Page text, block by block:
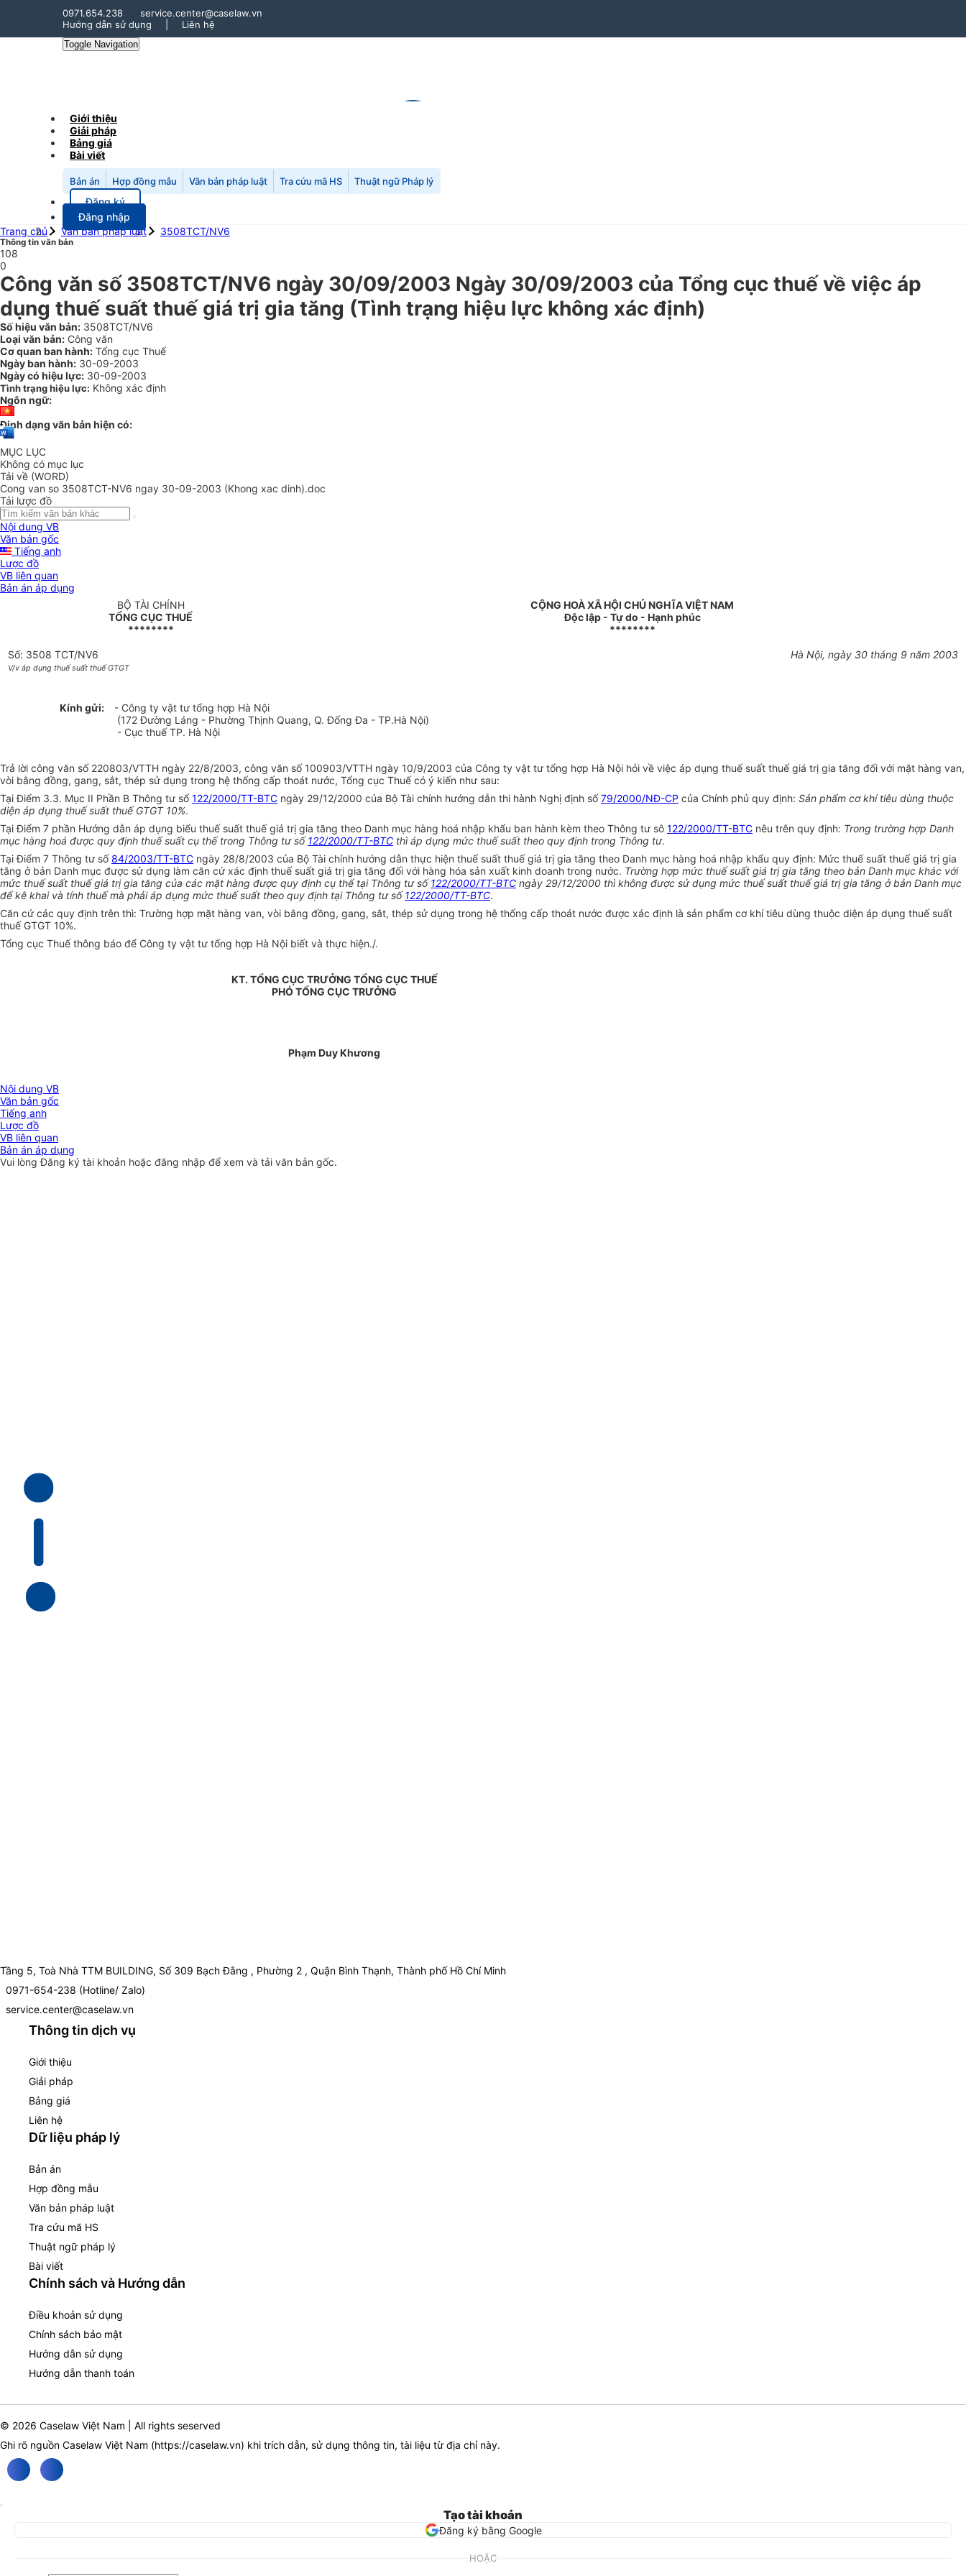
0971.654.238
service.center@caselaw.vn
Hướng dẫn sử dụng
Liên hệ
Toggle Navigation
Giới thiệu
Giải pháp
Bảng giá
Bài viết
Bản án Hợp đồng mẫu Văn bản pháp luật Tra cứu mã HS Thuật ngữ Pháp lý
Đăng ký
Đăng nhập
Trang chủ
Văn bản pháp luật 3508TCT/NV6
Thông tin văn bản
108
0
Công văn số 3508TCT/NV6 ngày 30/09/2003 Ngày 30/09/2003 của Tổng cục thuế về việc áp
dụng thuế suất thuế giá trị gia tăng (Tình trạng hiệu lực không xác định)
Số hiệu văn bản: 3508TCT/NV6
Loại văn bản: Công văn
Cơ quan ban hành: Tổng cục Thuế
Ngày ban hành: 30-09-2003
Ngày có hiệu lực: 30-09-2003
Tình trạng hiệu lực: Không xác định
Ngôn ngữ:
Định dạng văn bản hiện có:
MỤC LỤC
Không có mục lục
Tải về (WORD)
Cong van so 3508TCT-NV6 ngay 30-09-2003 (Khong xac dinh).doc
Tải lược đồ
Nội dung VB
Văn bản gốc
Tiếng anh
Lược đồ
VB liên quan
Bản án áp dụng
BỘ TÀI CHÍNH
TỔNG CỤC THUẾ
********
CỘNG HOÀ XÃ HỘI CHỦ NGHĨA VIỆT NAM
Độc lập - Tự do - Hạnh phúc
********
Số: 3508 TCT/NV6
V/v áp dụng thuế suất thuế GTGT
Hà Nội, ngày 30 tháng 9 năm 2003
Kính gửi:
- Công ty vật tư tổng hợp Hà Nội
(172 Đường Láng - Phường Thịnh Quang, Q. Đống Đa - TP.Hà Nội)
- Cục thuế TP. Hà Nội
Trả lời công văn số 220803/VTTH ngày 22/8/2003, công văn số 100903/VTTH ngày 10/9/2003 của Công ty vật tư tổng hợp Hà Nội hỏi về việc áp dụng thuế suất thuế giá trị gia tăng đối với mặt hàng van,
vòi bằng đồng, gang, sắt, thép sử dụng trong hệ thống cấp thoát nước, Tổng cục Thuế có ý kiến như sau:
Tại Điểm 3.3. Mục II Phần B Thông tư số122/2000/TT-BTC ngày 29/12/2000 của Bộ Tài chính hướng dẫn thi hành Nghị định số79/2000/NĐ-CP của Chính phủ quy định: Sản phẩm cơ khí tiêu dùng thuộc
diện áp dụng thuế suất thuế GTGT 10%.
Tại Điểm 7 phần Hướng dẫn áp dụng biểu thuế suất thuế giá trị gia tăng theo Danh mục hàng hoá nhập khẩu ban hành kèm theo Thông tư sô 122/2000/TT-BTC nêu trên quy định: Trong trường hợp Danh
mục hàng hoá được quy định thuế suất cụ thế trong Thông tư số122/2000/TT-BTC thì áp dụng mức thuế suất theo quy định trong Thông tư.
Tại Điểm 7 Thông tư số84/2003/TT-BTC ngày 28/8/2003 của Bộ Tài chính hướng dẫn thực hiện thuế suất thuế giá trị gia tăng theo Danh mục hàng hoá nhập khẩu quy định: Mức thuế suất thuế giá trị gia
tăng ở bản Danh mục được sử dụng làm căn cứ xác định thuế suất giá trị gia tăng đối với hàng hóa sản xuất kinh doanh trong nước. Trường hợp mức thuế suất giá trị gia tăng theo bản Danh mục khác với
mức thuế suất thuế giá trị gia tăng của các mặt hàng được quy định cụ thể tại Thông tư số122/2000/TT-BTC ngày 29/12/2000 thì không được sử dụng mức thuế suất thuế giá trị gia tăng ở bản Danh mục
để kê khai và tính thuế mà phải áp dụng mức thuế suất theo quy định tại Thông tư số122/2000/TT-BTC.
Căn cứ các quy định trên thì: Trường hợp mặt hàng van, vòi bằng đồng, gang, sắt, thép sử dụng trong hệ thống cấp thoát nước được xác định là sản phẩm cơ khí tiêu dùng thuộc diện áp dụng thuế suất
thuế GTGT 10%.
Tổng cục Thuế thông báo để Công ty vật tư tổng hợp Hà Nội biết và thực hiện./.
KT. TỔNG CỤC TRƯỞNG TỔNG CỤC THUẾ
PHÓ TỔNG CỤC TRƯỞNG
Phạm Duy Khương
Nội dung VB
Văn bản gốc
Tiếng anh
Lược đồ
VB liên quan
Bản án áp dụng
Vui lòngĐăng ký tài khoản hoặc đăng nhập để xem và tải văn bản gốc.
Tầng 5, Toà Nhà TTM BUILDING, Số 309 Bạch Đằng , Phường 2 , Quận Bình Thạnh, Thành phố Hồ Chí Minh
0971-654-238 (Hotline/ Zalo)
service.center@caselaw.vn
Thông tin dịch vụ
Giới thiệu
Giải pháp
Bảng giá
Liên hệ
Dữ liệu pháp lý
Bản án
Hợp đồng mẫu
Văn bản pháp luật
Tra cứu mã HS
Thuật ngữ pháp lý
Bài viết
Chính sách và Hướng dẫn
Điều khoản sử dụng
Chính sách bảo mật
Hướng dẫn sử dụng
Hướng dẫn thanh toán
© 2026 Caselaw Việt Nam | All rights seserved
Ghi rõ nguồn Caselaw Việt Nam (https://caselaw.vn) khi trích dẫn, sử dụng thông tin, tài liệu từ địa chỉ này.
Tạo tài khoản
Đăng ký bằng Google
HOẶC